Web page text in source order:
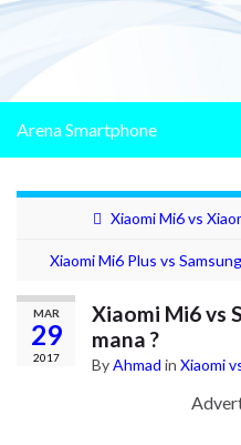
Arena Smartphone
Xiaomi Mi6 vs
Xiaomi Mi6 Plus vs
MAR
29
2017
Xiaomi Mi6 vs
mana ?
ByAhmad in Xiaomi